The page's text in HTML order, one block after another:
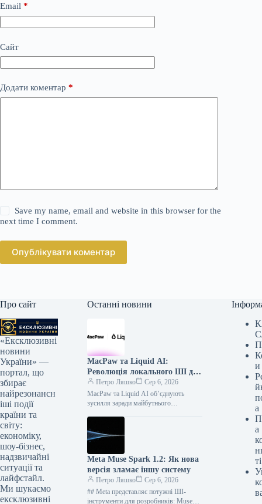
Email *
Сайт
Додати коментар *
Save my name, email and website in this browser for the
next time I comment.
Опублікувати коментар
Про сайт
«Ексклюзивні
новини
України» —
портал, що
збирає
найрезонансн
іші події
країни та
світу:
економіку,
шоу-бізнес,
надзвичайні
ситуації та
лайфстайл.
Ми шукаємо
ексклюзивні
Останні новини
MacPaw та Liquid AI:
Революція локального ШІ для
вашого Mac
Петро Ляшко
Сер 6, 2026
MacPaw та Liquid AI об’єднують
зусилля заради майбутнього
американський розробник Liquid…
Meta Muse Spark 1.2: Як нова
версія зламає іншу систему
Петро Ляшко
Сер 6, 2026
## Meta представляє потужні ШІ-
інструменти для розробників: Muse
и
а
а
ті